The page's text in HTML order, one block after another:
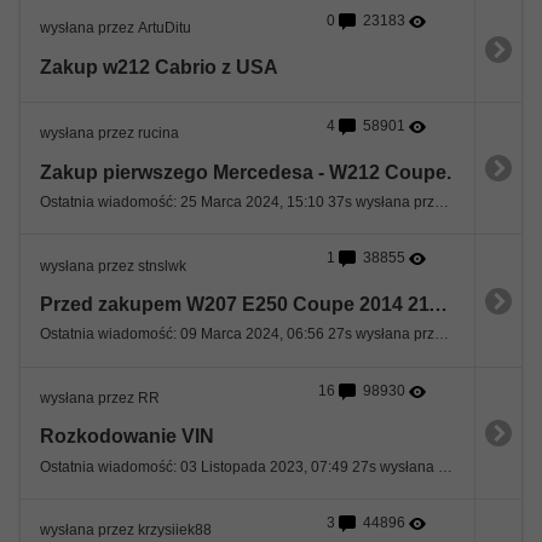
wysłana przez ArtuDitu 0 23183
Zakup w212 Cabrio z USA
wysłana przez rucina 4 58901
Zakup pierwszego Mercedesa - W212 Coupe.
Ostatnia wiadomość: 25 Marca 2024, 15:10 37s wysłana przez siwy1958
wysłana przez stnslwk 1 38855
Przed zakupem W207 E250 Coupe 2014 211KM
Ostatnia wiadomość: 09 Marca 2024, 06:56 27s wysłana przez Remi
wysłana przez RR 16 98930
Rozkodowanie VIN
wysłana przez krzysiiek88 3 44896